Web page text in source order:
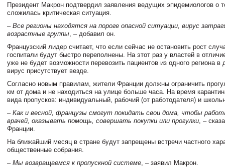
Президент Макрон подтвердил заявления ведущих эпидемиологов о
сложилась критическая ситуация.
– Все регионы находятся на пороге опасной ситуации, вирус
возрастные группы , – добавил он.
Французский лидер считает, что если сейчас не остановить рост
госпитали будут быстро переполнены. На этот раз у властей в
уже не будет возможности перевозить пациентов из одного региона в
вирус присутствует везде.
Согласно новым правилам, жители Франции должны ограничить
км от дома и не находиться на улице больше часа. На время
вида пропусков: индивидуальный, рабочий (от работодателя) и
– Как и весной, французы смогут покидать свои дома, чтобы
врачей, оказывать помощь, совершать покупки или прогулки , –
Франции.
На ближайший месяц в стране будут запрещены встречи частного
общественные собрания.
– Мы возвращаемся к пропускной системе , – заявил Макрон.